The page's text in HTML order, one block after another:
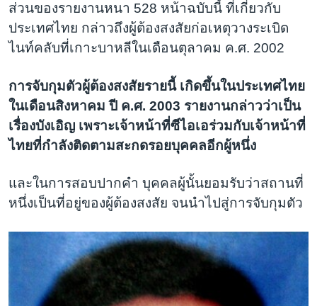
ส่วนของรายงานหนา 528 หน้าฉบับนี้ ที่เกี่ยวกับ
ประเทศไทย กล่าวถึงผู้ต้องสงสัยก่อเหตุวางระเบิด
ไนท์คลับที่เกาะบาหลีในเดือนตุลาคม ค.ศ. 2002
การจับกุมตัวผู้ต้องสงสัยรายนี้ เกิดขึ้นในประเทศไทย
ในเดือนสิงหาคม ปี ค.ศ. 2003 รายงานกล่าวว่าเป็น
เรื่องบังเอิญ เพราะเจ้าหน้าที่ซีไอเอร่วมกับเจ้าหน้าที่
ไทยที่กำลังติดตามสะกดรอยบุคคลอีกผู้หนึ่ง
และในการสอบปากคำ บุคคลผู้นั้นยอมรับว่าสถานที่
หนึ่งเป็นที่อยู่ของผู้ต้องสงสัย จนนำไปสู่การจับกุมตัว